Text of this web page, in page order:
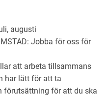
augusti
Jobba för oss för
att arbeta tillsammans
har lätt för att ta
förutsättning för att du ska